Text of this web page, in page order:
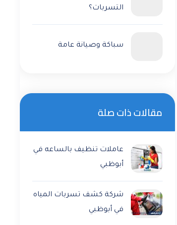
التسربات؟
سباكة وصيانة عامة
مقالات ذات صلة
عاملات تنظيف بالساعه في
أبوظبي
شركة كشف تسربات المياه
في أبوظبي